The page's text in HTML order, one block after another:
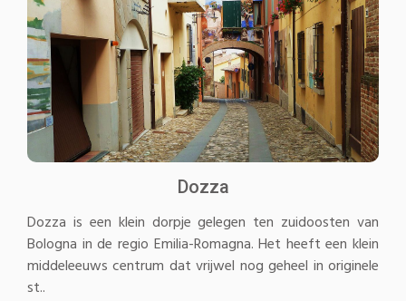
Dozza
Dozza is een klein dorpje gelegen ten zuidoosten van
Bologna in de regio Emilia-Romagna. Het heeft een klein
middeleeuws centrum dat vrijwel nog geheel in originele
st..